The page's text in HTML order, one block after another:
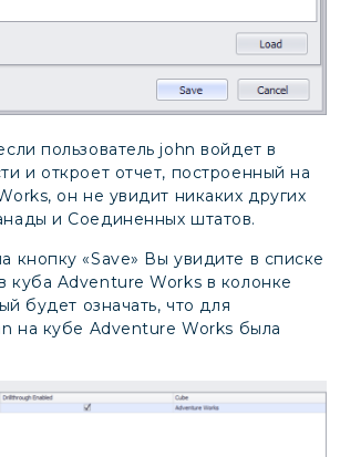
пользователь john войдет в
и откроет отчет, построенный на
он не увидит никаких других
и Соединенных штатов.
кнопку «Save» Вы увидите в списке
куба Adventure Works в колонке
будет означать, что для
на кубе Adventure Works была